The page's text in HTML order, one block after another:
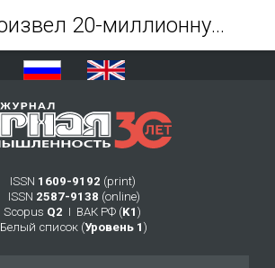
ISSN 1609-9192 (print)
ISSN 2587-9138 (online)
Scopus Q2 Ι ВАК РФ (K1 )
Белый список (Уровень 1 )
БМК произвел 20-миллионную тонну метизов - Журнал Горная промышленность